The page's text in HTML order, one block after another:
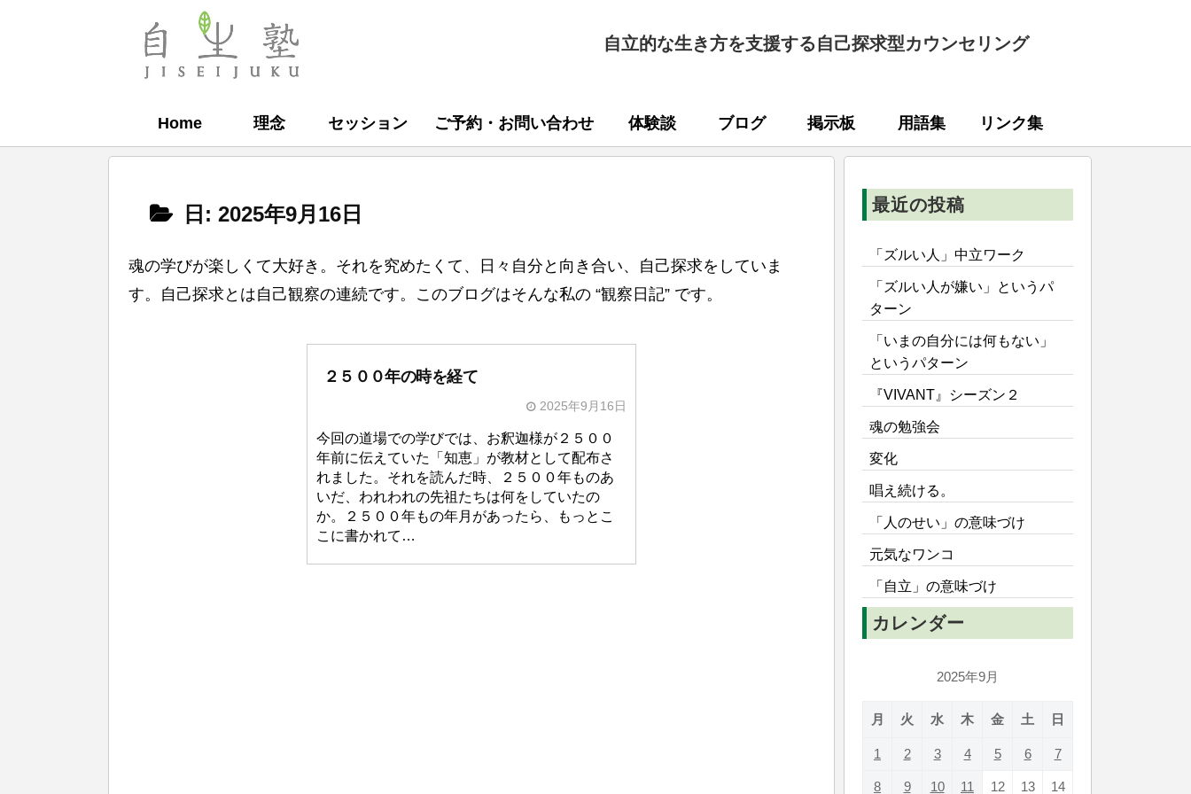
自
自立的な生き方を支援する自己探求型カウンセリング
Home 理念 セッション ご予約・お問い合わせ 体験談 ブログ 掲示板 用語集 リンク集
日:2025年9月16日
魂の学びが楽しくて大好き。それを究めたくて、日々自分と向き合い、自己探求をしていま
す。自己探求とは自己観察の連続です。このブログはそんな私の “観察日記” です。
２５００年の時を経て
2025年9月16日
b
y
自
生
塾
今回の道場での学びでは、お釈迦様が２５００
年前に伝えていた「知恵」が教材として配布さ
れました。それを読んだ時、２５００年ものあ
いだ、われわれの先祖たちは何をしていたの
か。２５００年もの年月があったら、もっとこ
こに書かれて…
最近の投稿
「ズルい人」中立ワーク
「ズルい人が嫌い」というパ
ターン
「いまの自分には何もない」
というパターン
『VIVANT』シーズン２
魂の勉強会
変化
唱え続ける。
「人のせい」の意味づけ
元気なワンコ
「自立」の意味づけ
カレンダー
2025年9月
月 火 水 木 金 土 日
1 2 3 4 5 6 7
8 9 10 11 12 13 14